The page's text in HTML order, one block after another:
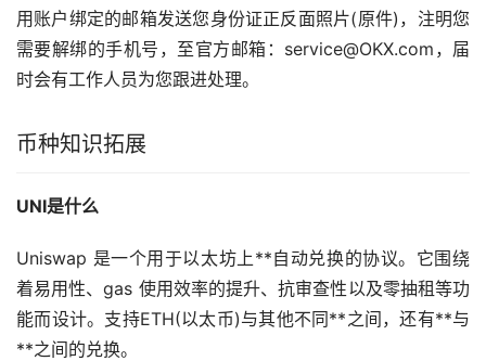
用账户绑定的邮箱发送您身份证正反面照片(原件)，注明您
需要解绑的手机号，至官方邮箱：service@OKX.com，届
时会有工作人员为您跟进处理。
币种知识拓展
UNI是什么
Uniswap 是一个用于以太坊 上**自动兑换的协议。它围绕
着易用性、gas 使用效率的提升、抗审查性以及零抽租等功
能而设计。支持ETH(以太币)与其他不同**之间，还有**与
**之间的兑换。